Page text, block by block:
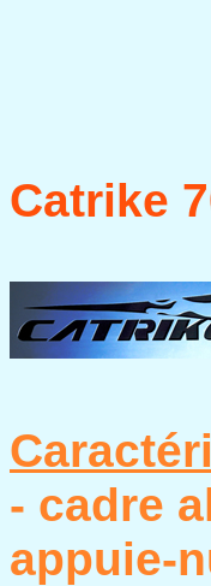
Catrike
- cadre
appuie-